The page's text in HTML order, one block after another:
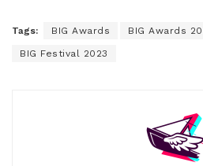
Tags: BIG Awards BIG Awards
BIG Festival 2023